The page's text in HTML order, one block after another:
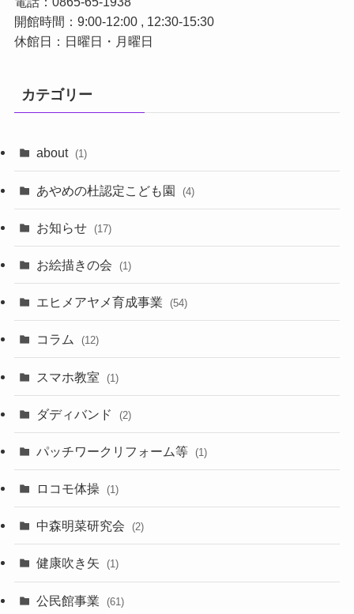
開館時間：9:00-12:00 , 12:30-15:30
休館日：日曜日・月曜日
カテゴリー
about (1)
あやめの杜認定こども園 (4)
お知らせ (17)
お絵描きの会 (1)
エヒメアヤメ育成事業 (54)
コラム (12)
スマホ教室 (1)
ダディバンド (2)
パッチワークリフォーム等 (1)
ロコモ体操 (1)
中森明菜研究会 (2)
健康吹き矢 (1)
公民館事業 (61)